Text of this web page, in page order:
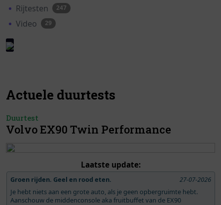
Rijtesten 247
Video 29
Actuele duurtests
Duurtest
Volvo EX90 Twin Performance
Laatste update:
Groen rijden. Geel en rood eten.
27-07-2026
Je hebt niets aan een grote auto, als je geen opbergruimte hebt.
Aanschouw de middenconsole aka fruitbuffet van de EX90